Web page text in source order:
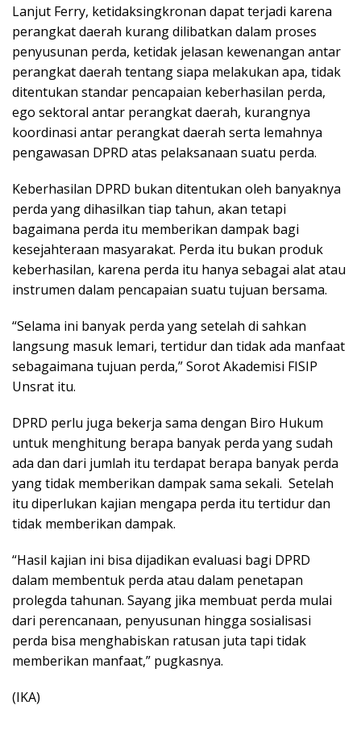
Lanjut Ferry, ketidaksingkronan dapat terjadi karena
perangkat daerah kurang dilibatkan dalam proses
penyusunan perda, ketidak jelasan kewenangan antar
perangkat daerah tentang siapa melakukan apa, tidak
ditentukan standar pencapaian keberhasilan perda,
ego sektoral antar perangkat daerah, kurangnya
koordinasi antar perangkat daerah serta lemahnya
pengawasan DPRD atas pelaksanaan suatu perda.
Keberhasilan DPRD bukan ditentukan oleh banyaknya
perda yang dihasilkan tiap tahun, akan tetapi
bagaimana perda itu memberikan dampak bagi
kesejahteraan masyarakat. Perda itu bukan produk
keberhasilan, karena perda itu hanya sebagai alat atau
instrumen dalam pencapaian suatu tujuan bersama.
“Selama ini banyak perda yang setelah di sahkan
langsung masuk lemari, tertidur dan tidak ada manfaat
sebagaimana tujuan perda,” Sorot Akademisi FISIP
Unsrat itu.
DPRD perlu juga bekerja sama dengan Biro Hukum
untuk menghitung berapa banyak perda yang sudah
ada dan dari jumlah itu terdapat berapa banyak perda
yang tidak memberikan dampak sama sekali. Setelah
itu diperlukan kajian mengapa perda itu tertidur dan
tidak memberikan dampak.
“Hasil kajian ini bisa dijadikan evaluasi bagi DPRD
dalam membentuk perda atau dalam penetapan
prolegda tahunan. Sayang jika membuat perda mulai
dari perencanaan, penyusunan hingga sosialisasi
perda bisa menghabiskan ratusan juta tapi tidak
memberikan manfaat,” pugkasnya.
(IKA)